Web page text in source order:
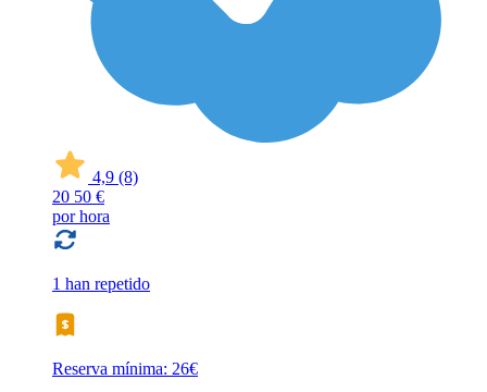
4,9 (8)
20 50 €
por hora
1 han repetido
Reserva mínima: 26€